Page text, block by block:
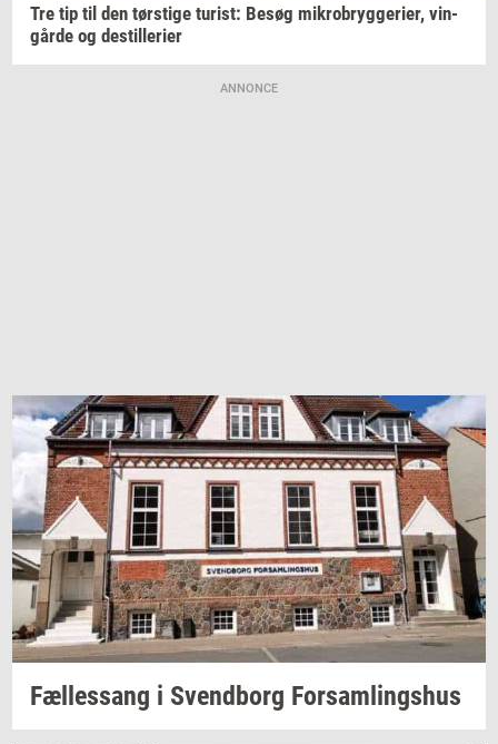
Tre tip til den tørsti­ge turist: Besøg mi­kro­bryg­ge­ri­er, vin­
går­de og destil­le­ri­er
ANNONCE
Fæl­les­sang i Svend­borg For­sam­lings­hus